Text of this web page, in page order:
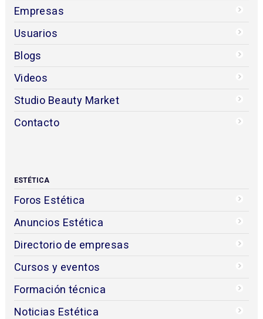
Empresas
Usuarios
Blogs
Videos
Studio Beauty Market
Contacto
ESTÉTICA
Foros Estética
Anuncios Estética
Directorio de empresas
Cursos y eventos
Formación técnica
Noticias Estética